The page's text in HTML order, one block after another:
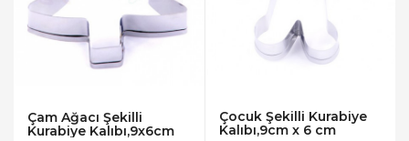
Çam Ağacı Şekilli
Kurabiye Kalıbı,9x6cm
Çocuk Şekilli Kurabiye
Kalıbı,9cm x 6 cm